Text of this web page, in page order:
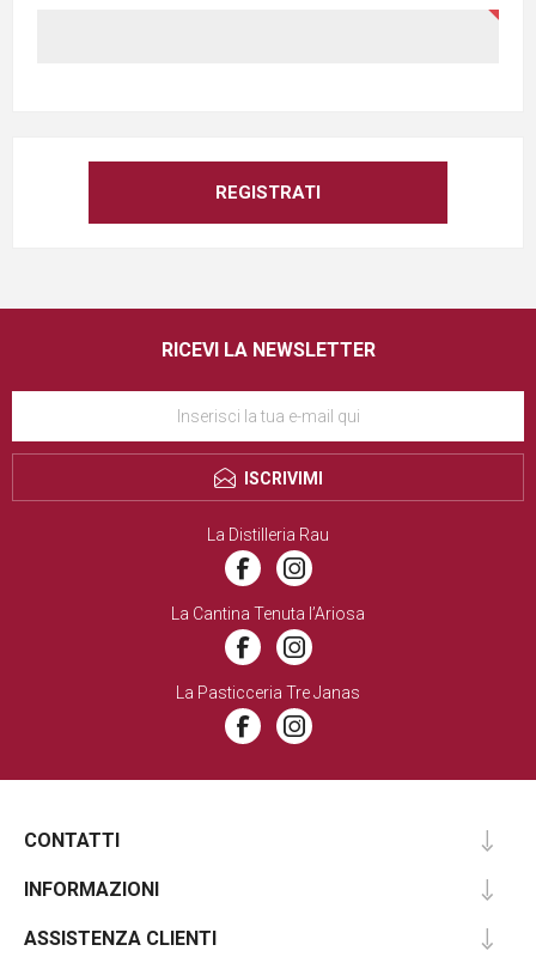
RICEVI LA NEWSLETTER
ISCRIVIMI
La Distilleria Rau
La Cantina Tenuta l’Ariosa
La Pasticceria Tre Janas
CONTATTI
INFORMAZIONI
ASSISTENZA CLIENTI